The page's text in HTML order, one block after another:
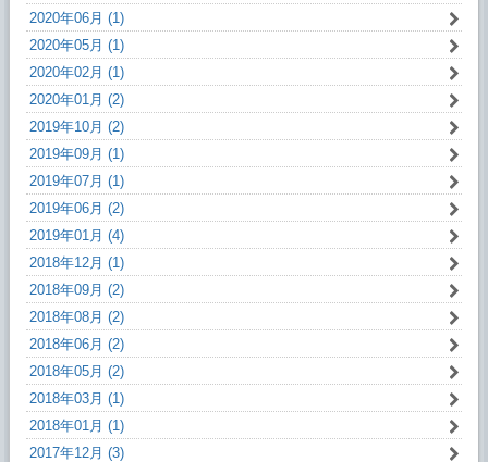
2020年06月 (1)
2020年05月 (1)
2020年02月 (1)
2020年01月 (2)
2019年10月 (2)
2019年09月 (1)
2019年07月 (1)
2019年06月 (2)
2019年01月 (4)
2018年12月 (1)
2018年09月 (2)
2018年08月 (2)
2018年06月 (2)
2018年05月 (2)
2018年03月 (1)
2018年01月 (1)
2017年12月 (3)